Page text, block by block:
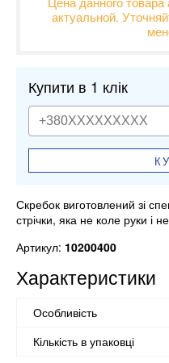
актуальной.
Купити в 1 клік
Скребок виготовлений зі
стрічки, яка не коле руки і
Артикул: 10200400
Характеристики
Особливість
Кількість в упаковці